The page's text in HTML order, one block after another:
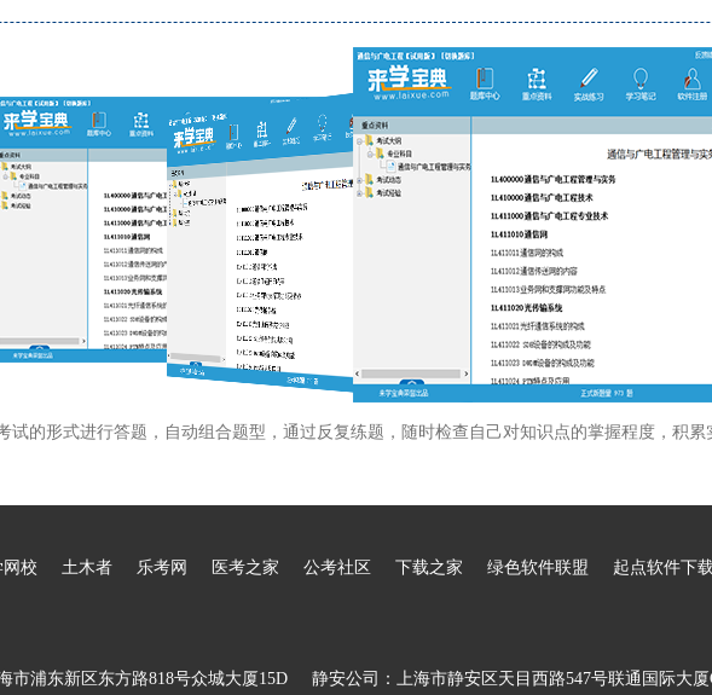
试的形式进行答题，自动组合题型，通过反复练题，随时检查自己对知识点的掌握程度，积累
校 土木者 乐考网 医考之家 公考社区 下载之家 绿色软件联盟 起点软件下
市浦东新区东方路818号众城大厦15D 静安公司：上海市静安区天目西路547号联通国际大厦